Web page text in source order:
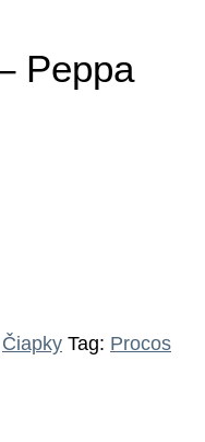
Peppa
Čiapky Tag: Procos